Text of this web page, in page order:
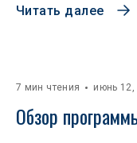
Читать далее
7 мин чтения июнь 12,
Обзор